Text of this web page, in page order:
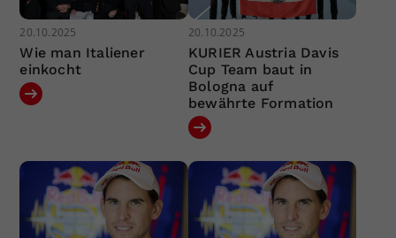
20.10.2025
Wie man Italiener
einkocht
20.10.2025
KURIER Austria Davis
Cup Team baut in
Bologna auf
bewährte Formation